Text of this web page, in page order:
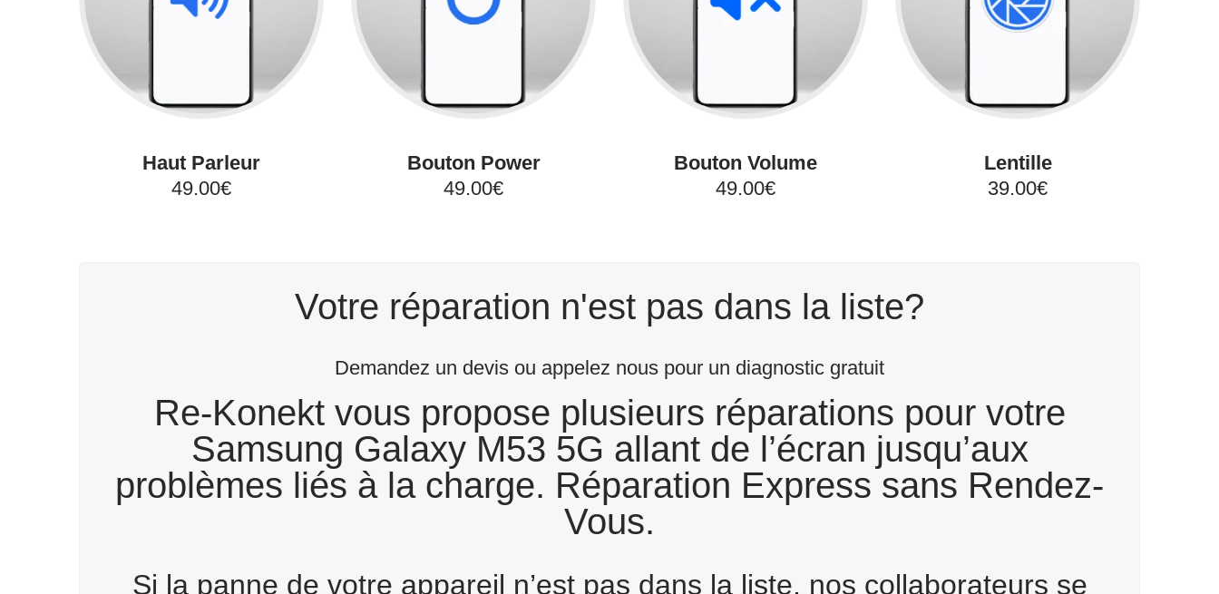
Haut Parleur
49.00€
Bouton Power
49.00€
Bouton Volume
49.00€
Lentille
39.00€
Votre réparation n'est pas dans la liste?
Demandez un devis ou appelez nous pour un diagnostic gratuit
Re-Konekt vous propose plusieurs réparations pour votre
Samsung Galaxy M53 5G allant de l’écran jusqu’aux
problèmes liés à la charge. Réparation Express sans Rendez-
Vous.
Si la panne de votre appareil n’est pas dans la liste, nos collaborateurs se